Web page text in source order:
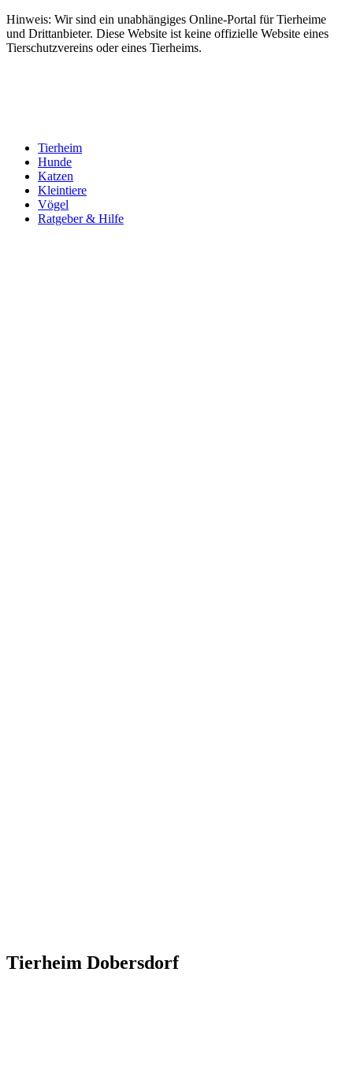
Hinweis: Wir sind ein unabhängiges Online-Portal für Tierheime
und Drittanbieter. Diese Website ist keine offizielle Website eines
Tierschutzvereins oder eines Tierheims.
Tierheim
Hunde
Katzen
Kleintiere
Vögel
Ratgeber & Hilfe
Tierheim Dobersdorf